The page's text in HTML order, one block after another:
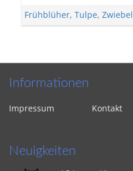
Frühblüher, Tulpe, Zwiebel
Informationen
Impressum Kontakt
Neuigkeiten